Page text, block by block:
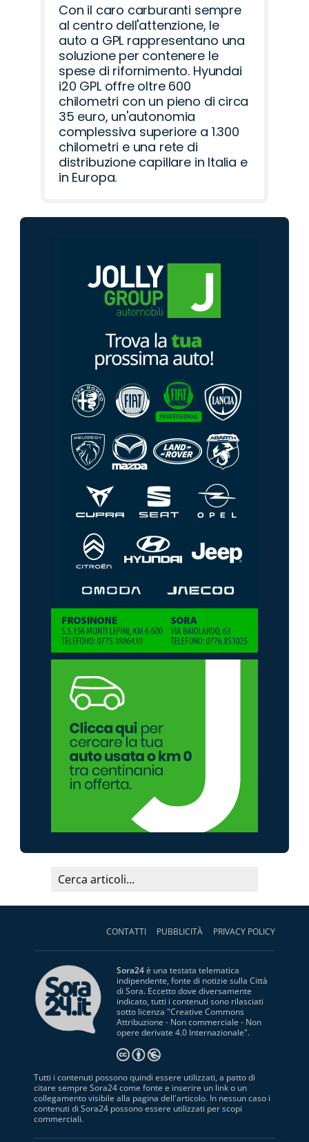
Con il caro carburanti sempre
al centro dell'attenzione, le
auto a GPL rappresentano una
soluzione per contenere le
spese di rifornimento. Hyundai
i20 GPL offre oltre 600
chilometri con un pieno di circa
35 euro, un'autonomia
complessiva superiore a 1.300
chilometri e una rete di
distribuzione capillare in Italia e
in Europa.
CONTATTI PUBBLICITÀ PRIVACY POLICY
Sora24è una testata telematica
indipendente, fonte di notizie sulla Città
di Sora. Eccetto dove diversamente
indicato, tutti i contenuti sono rilasciati
sotto licenza "Creative Commons
Attribuzione - Non commerciale - Non
opere derivate 4.0 Internazionale".
Tutti i contenuti possono quindi essere utilizzati, a patto di
citare sempre Sora24 come fonte e inserire un link o un
collegamento visibile alla pagina dell'articolo. In nessun caso i
contenuti di Sora24 possono essere utilizzati per scopi
commerciali.